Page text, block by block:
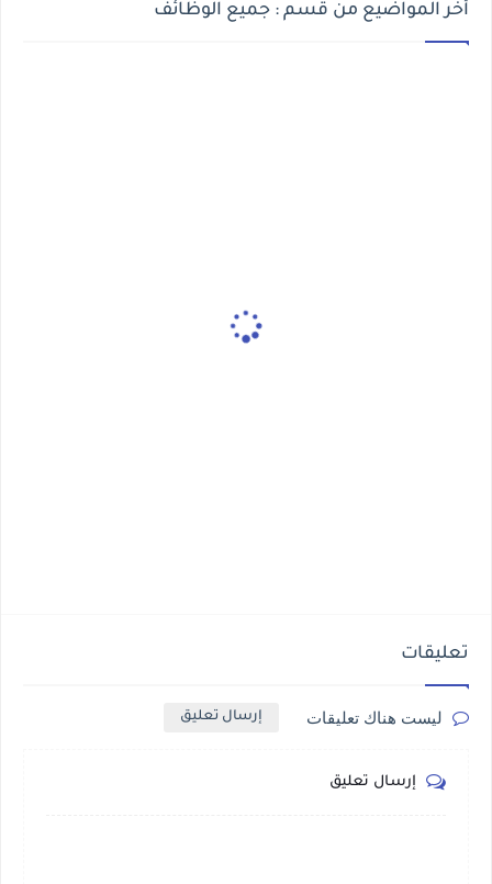
أخر المواضيع من قسم : جميع الوظائف
تعليقات
ليست هناك تعليقات إرسال تعليق
إرسال تعليق